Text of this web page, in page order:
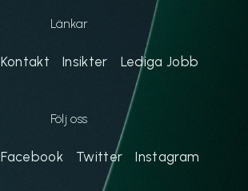
Länkar
Kontakt Insikter Lediga Jobb
Följ oss
Facebook Twitter Instagram